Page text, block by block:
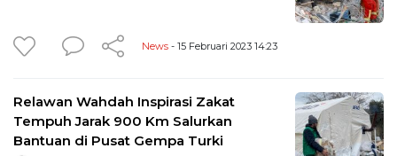
News - 15 Februari 2023 14:23
Relawan Wahdah Inspirasi Zakat
Tempuh Jarak 900 Km Salurkan
Bantuan di Pusat Gempa Turki